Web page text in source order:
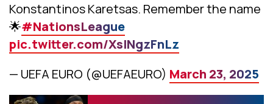
Konstantinos Karetsas. Remember the name
🌟#NationsLeague
pic.twitter.com/XslNgzFnLz
— UEFA EURO (@UEFAEURO) March 23, 2025